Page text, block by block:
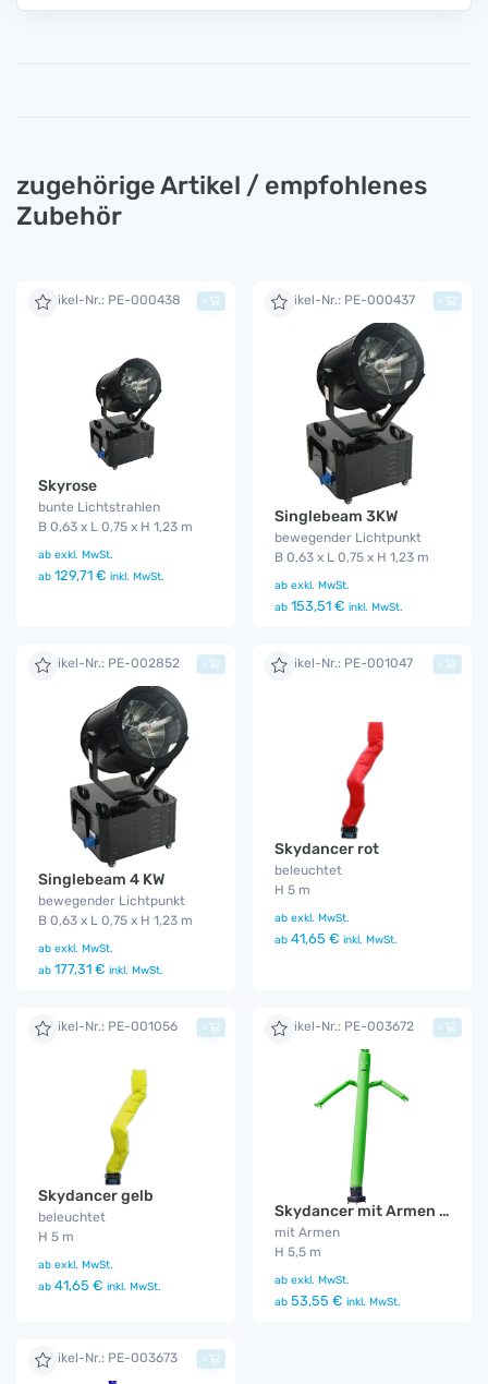
zugehörige Artikel / empfohlenes
Zubehör
Artikel-Nr.: PE-000438
Skyrose
bunte Lichtstrahlen
B 0,63 x L 0,75 x H 1,23 m
ab exkl. MwSt.
ab 129,71 € inkl. MwSt.
+ Artikel-Nr.: PE-000437
Singlebeam 3KW
bewegender Lichtpunkt
B 0,63 x L 0,75 x H 1,23 m
ab exkl. MwSt.
ab 153,51 € inkl. MwSt.
+
Artikel-Nr.: PE-002852
Singlebeam 4 KW
bewegender Lichtpunkt
B 0,63 x L 0,75 x H 1,23 m
ab exkl. MwSt.
ab 177,31 € inkl. MwSt.
+ Artikel-Nr.: PE-001047
Skydancer rot
beleuchtet
H 5 m
ab exkl. MwSt.
ab 41,65 € inkl. MwSt.
+
Artikel-Nr.: PE-001056
Skydancer gelb
beleuchtet
H 5 m
ab exkl. MwSt.
ab 41,65 € inkl. MwSt.
+ Artikel-Nr.: PE-003672
Skydancer mit Armen grün
mit Armen
H 5,5 m
ab exkl. MwSt.
ab 53,55 € inkl. MwSt.
+
Artikel-Nr.: PE-003673 +